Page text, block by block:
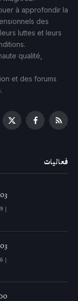
à approfondir la
des
luttes et leurs
qualité,
et des forums
RSS
Facebook
X
فعاليات
|
|